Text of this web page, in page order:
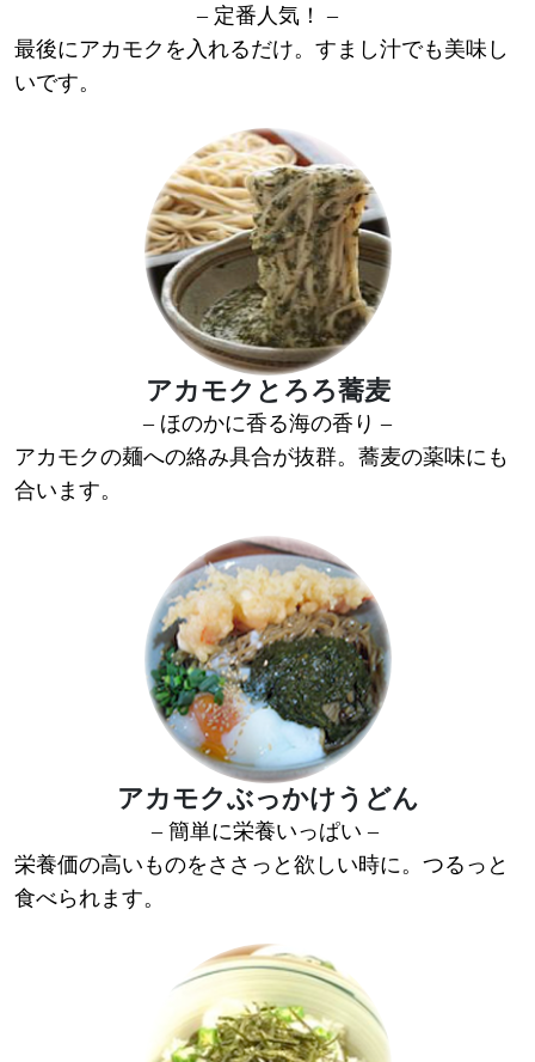
– 定番人気！ –
最後にアカモクを入れるだけ。すまし汁でも美味し
いです。
アカモクとろろ蕎麦
– ほのかに香る海の香り –
アカモクの麺への絡み具合が抜群。蕎麦の薬味にも
合います。
アカモクぶっかけうどん
– 簡単に栄養いっぱい –
栄養価の高いものをささっと欲しい時に。つるっと
食べられます。